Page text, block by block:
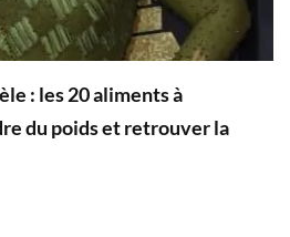
: les 20 aliments à
du poids et retrouver la